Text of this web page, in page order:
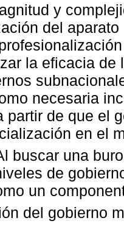
y
del
la eficacia
necesaria
partir de que el
en el
buscar una
de
un
del gobierno